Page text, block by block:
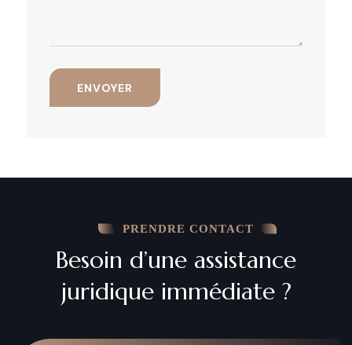
PRENDRE CONTACT
Besoin d’une assistance
juridique immédiate ?